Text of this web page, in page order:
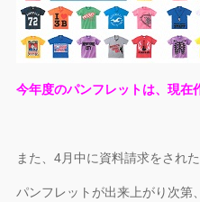
今年度のパンフレットは、現在
また、4月中に資料請求をされ
パンフレットが出来上がり次第